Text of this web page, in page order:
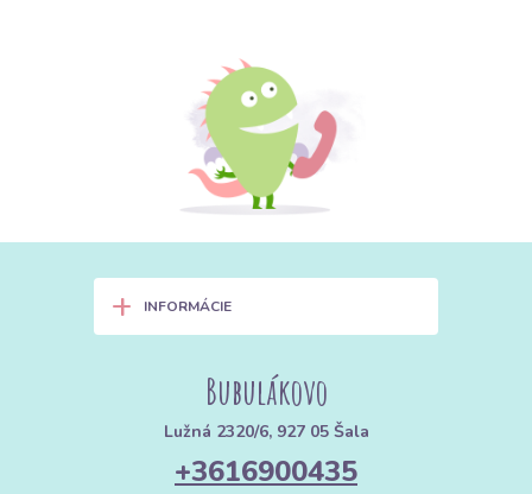
+ INFORMÁCIE
Bubulákovo
Lužná 2320/6, 927 05 Šala
+3616900435